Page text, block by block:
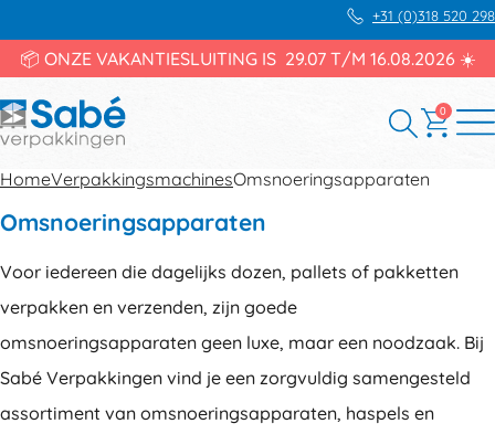
+31 (0)318 520 298
📦 ONZE VAKANTIESLUITING IS 29.07 T/M 16.08.2026 ☀️
0
HomeVerpakkingsmachinesOmsnoeringsapparaten
Omsnoeringsapparaten
Voor iedereen die dagelijks dozen, pallets of pakketten
verpakken en verzenden, zijn goede
omsnoeringsapparaten geen luxe, maar een noodzaak. Bij
Sabé Verpakkingen vind je een zorgvuldig samengesteld
assortiment van omsnoeringsapparaten, haspels en